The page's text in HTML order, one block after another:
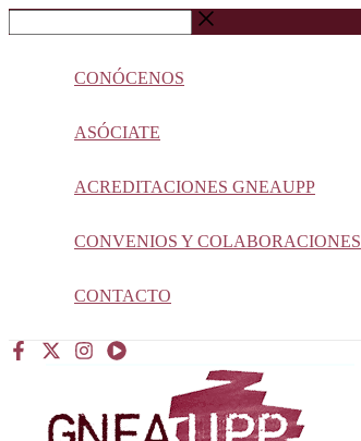
Ir
al
Buscar
…
CONÓCENOS
ASÓCIATE
ACREDITACIONES GNEAUPP
CONVENIOS Y COLABORACIONES
CONTACTO